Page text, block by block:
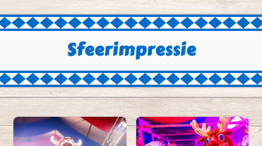
Sfeerimpressie